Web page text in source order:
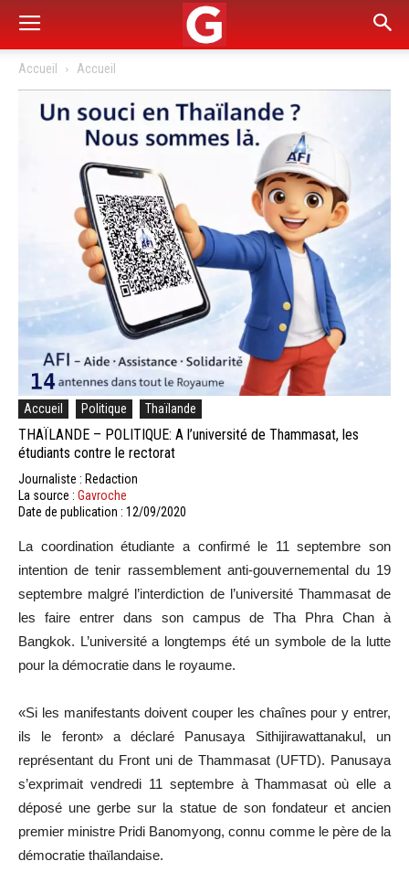
Accueil Accueil
Accueil Politique Thaïlande
THAÏLANDE – POLITIQUE: A l’université de Thammasat, les
étudiants contre le rectorat
Journaliste : Redaction
La source : Gavroche
Date de publication : 12/09/2020
La coordination étudiante a confirmé le 11 septembre son
intention de tenir rassemblement anti-gouvernemental du 19
septembre malgré l’interdiction de l’université Thammasat de
les faire entrer dans son campus de Tha Phra Chan à
Bangkok. L’université a longtemps été un symbole de la lutte
pour la démocratie dans le royaume.
«Si les manifestants doivent couper les chaînes pour y entrer,
ils le feront» a déclaré Panusaya Sithijirawattanakul, un
représentant du Front uni de Thammasat (UFTD). Panusaya
s’exprimait vendredi 11 septembre à Thammasat où elle a
déposé une gerbe sur la statue de son fondateur et ancien
premier ministre Pridi Banomyong, connu comme le père de la
démocratie thaïlandaise.